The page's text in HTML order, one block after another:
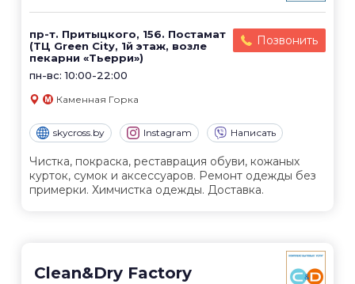
пр-т. Притыцкого, 156. Постамат
(ТЦ Green City, 1й этаж, возле
пекарни «Тьерри»)
пн-вс: 10:00-22:00
Позвонить
Каменная Горка
skycross.by Instagram Написать
Чистка, покраска, реставрация обуви, кожаных
курток, сумок и аксессуаров. Ремонт одежды без
примерки. Химчистка одежды. Доставка.
Clean&Dry Factory